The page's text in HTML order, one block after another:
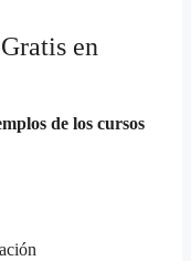
en
de los cursos